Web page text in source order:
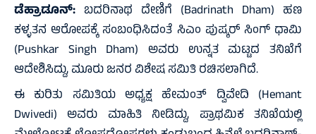
ಡೆಹ್ರಾಡೂನ್: ಬದರಿನಾಥ ದೇಣಿಗೆ (Badrinath Dham) ಹಣ
ಕಳ್ಳತನ ಆರೋಪಕ್ಕೆ ಸಂಬಂಧಿಸಿದಂತೆ ಸಿಎಂ ಪುಷ್ಕರ್ ಸಿಂಗ್ ಧಾಮಿ
(Pushkar Singh Dham) ಅವರು ಉನ್ನತ ಮಟ್ಟದ ತನಿಖೆಗೆ
ಆದೇಶಿಸಿದ್ದು, ಮೂರು ಜನರ ವಿಶೇಷ ಸಮಿತಿ ರಚಿಸಲಾಗಿದೆ.
ಈ ಕುರಿತು ಸಮಿತಿಯ ಅಧ್ಯಕ್ಷ ಹೇಮಂತ್ ದ್ವಿವೇದಿ (Hemant
Dwivedi) ಅವರು ಮಾಹಿತಿ ನೀಡಿದ್ದು, ಪ್ರಾಥಮಿಕ ತನಿಖೆಯಲ್ಲಿ